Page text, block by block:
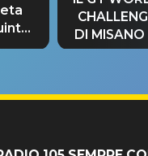
DI MISANO